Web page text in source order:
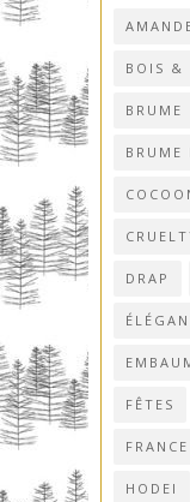
BOIS &
BRUME
BRUME
DRAP
FÊTES
FRANCE
HODEI